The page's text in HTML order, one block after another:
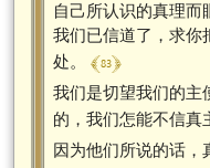
自己所认识的真理
我们已信道了，求你
处。 ﴾ 83 ﴿
我们是切望我们的主
的，我们怎能不信真
因为他们所说的话，